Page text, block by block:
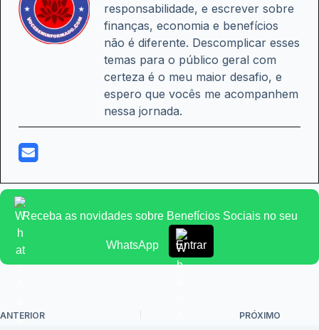
responsabilidade, e escrever sobre
finanças, economia e benefícios
não é diferente. Descomplicar esses
temas para o público geral com
certeza é o meu maior desafio, e
espero que vocês me acompanhem
nessa jornada.
Receba as novidades sobre Benefícios Sociais no seu
WhatsApp Entrar
ANTERIOR PRÓXIMO